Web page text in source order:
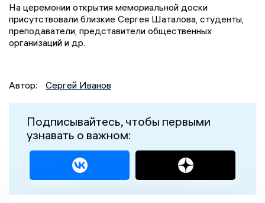
На церемонии открытия мемориальной доски
присутствовали близкие Сергея Шаталова, студенты,
преподаватели, представители общественных
организаций и др.
Автор: Сергей Иванов
Подписывайтесь, чтобы первыми
узнавать о важном: